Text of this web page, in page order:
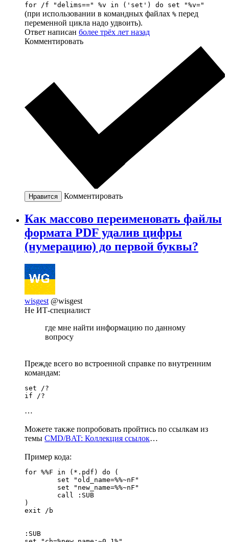
for /f "delims==" %v in ('set') do set "%v="
(при использовании в командных файлах % перед
переменной цикла надо удвоить).
Ответ написан более трёх лет назад
Комментировать
Нравится Комментировать
Как массово переименовать файлы
формата PDF удалив цифры
(нумерацию) до первой буквы?
wisgest @wisgest
Не ИТ-специалист
где мне найти информацию по данному
вопросу
Прежде всего во встроенной справке по внутренним
командам:
set /?
if /?
…
Можете также попробовать пройтись по ссылкам из
темы CMD/BAT: Коллекция ссылок…
Пример кода:
for %%F in (*.pdf) do (
)
exit /b
:SUB